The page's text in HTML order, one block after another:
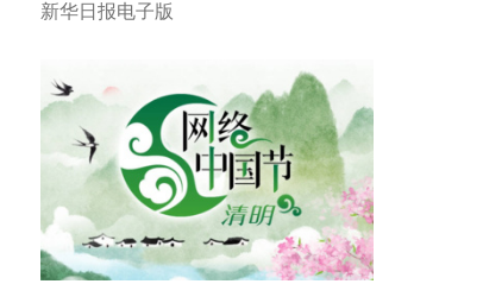
新华日报电子版